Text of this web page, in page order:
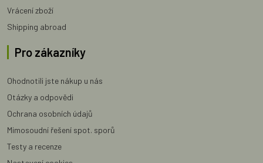
Vrácení zboží
Shipping abroad
Pro zákazníky
Ohodnotili jste nákup u nás
Otázky a odpovědi
Ochrana osobních údajů
Mimosoudní řešení spot. sporů
Testy a recenze